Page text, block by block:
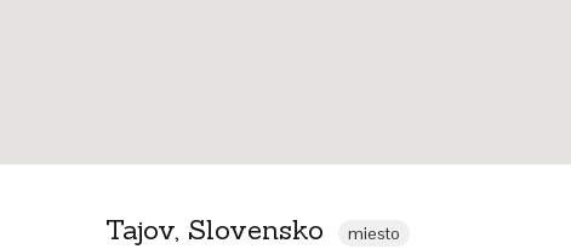
Tajov, Slovensko miesto